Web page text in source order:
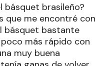
brasileño?
que me encontré con
básquet bastante
más rápido con
muy buena